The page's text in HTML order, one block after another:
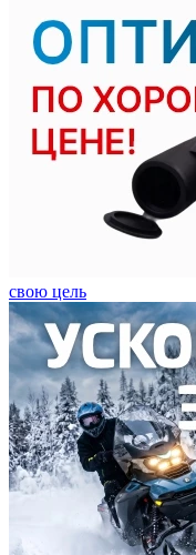
свою цель